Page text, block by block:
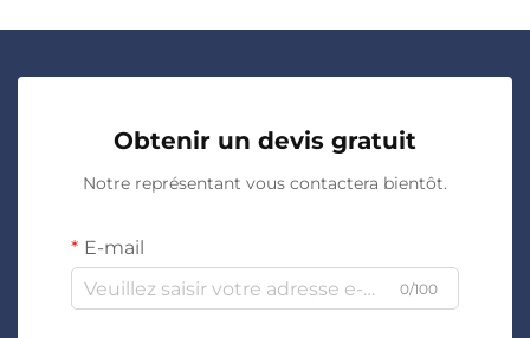
Obtenir un devis gratuit
Notre représentant vous contactera bientôt.
E-mail
0/100